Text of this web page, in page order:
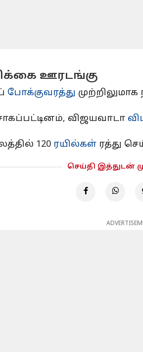
ஊரடங்கு
போக்குவரத்து
விஜயவாடா
120 ரயில்கள் ரத்து
செய்தி இத்துடன்